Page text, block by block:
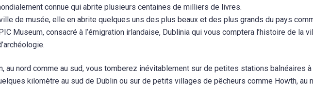
connue qui abrite plusieurs centaines de milliers de livres.
de musée, elle en abrite quelques uns des plus beaux et des plus grands du pays
Museum, consacré à l’émigration irlandaise, Dublinia qui vous comptera l’histoire de la
au nord comme au sud, vous tomberez inévitablement sur de petites stations balnéaires à
kilomètre au sud de Dublin ou sur de petits villages de pêcheurs comme Howth, au